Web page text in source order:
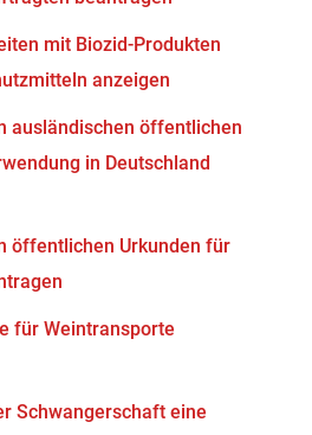
mit Biozid-Produkten
anzeigen
ausländischen öffentlichen
in Deutschland
öffentlichen Urkunden für
für Weintransporte
Schwangerschaft eine